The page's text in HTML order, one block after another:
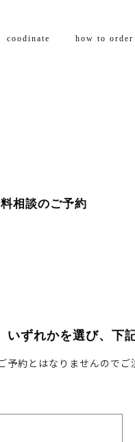
coodinate how to order
相談のご予約
ずれかを選び、下
約とはなりませんのでご